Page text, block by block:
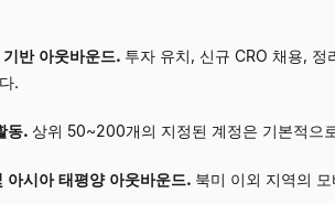
기반 아웃바운드. 투자 유치, 신규 CRO 채용,
.
동. 상위 50~200개의 지정된 계정은 기본적으
아시아 태평양 아웃바운드. 북미 이외 지역의